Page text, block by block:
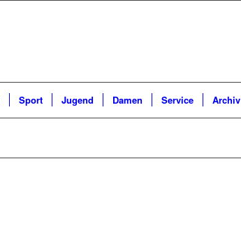
Sport Jugend Damen Service Archiv